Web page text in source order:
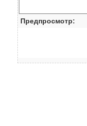
Предпросмотр: